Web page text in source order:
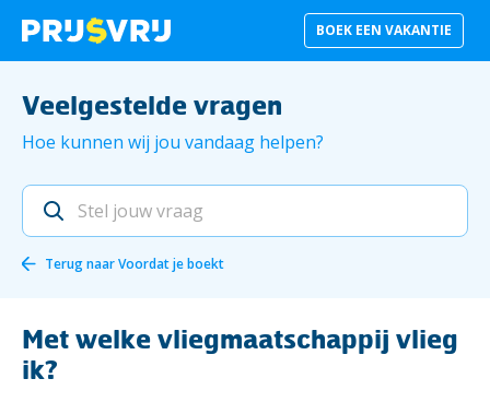
BOEK EEN VAKANTIE
Veelgestelde vragen
Hoe kunnen wij jou vandaag helpen?
Terug naarVoordat je boekt
Met welke vliegmaatschappij vlieg
ik?